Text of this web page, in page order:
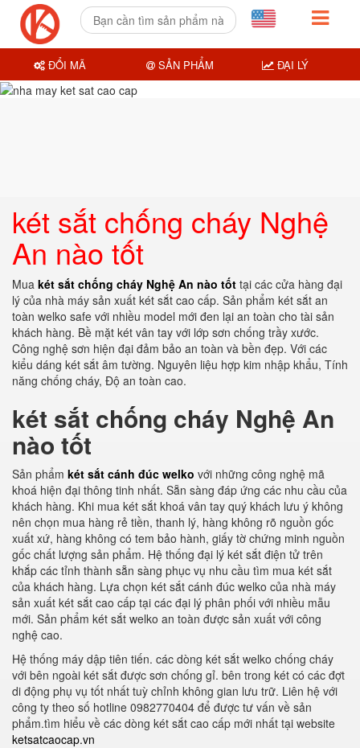
két sắt chống cháy Nghệ
An nào tốt
Mua két sắt chống cháy Nghệ An nào tốt tại các cửa hàng đại
lý của nhà máy sản xuất két sắt cao cấp. Sản phẩm két sắt an
toàn welko safe với nhiều model mới đen lại an toàn cho tài sản
khách hàng. Bề mặt két vân tay với lớp sơn chống trầy xước.
Công nghệ sơn hiện đại đảm bảo an toàn và bền đẹp. Với các
kiểu dáng két sắt âm tường. Nguyên liệu hợp kim nhập khẩu, Tính
năng chống cháy, Độ an toàn cao.
két sắt chống cháy Nghệ An
nào tốt
Sản phẩm két sắt cánh đúc welko với những công nghệ mã
khoá hiện đại thông tinh nhất. Sẵn sàng đáp ứng các nhu cầu của
khách hàng. Khi mua két sắt khoá vân tay quý khách lưu ý không
nên chọn mua hàng rẻ tiền, thanh lý, hàng không rõ nguồn gốc
xuất xứ, hàng không có tem bảo hành, giấy tờ chứng minh nguồn
gốc chất lượng sản phẩm. Hệ thống đại lý két sắt điện tử trên
khắp các tỉnh thành sẵn sàng phục vụ nhu cầu tìm mua két sắt
của khách hàng. Lựa chọn két sắt cánh đúc welko của nhà máy
sản xuất két sắt cao cấp tại các đại lý phân phối với nhiều mẫu
mới. Sản phẩm két sắt welko an toàn được sản xuất với công
nghệ cao.
Hệ thống máy dập tiên tiến. các dòng két sắt welko chống cháy
với bên ngoài két sắt được sơn chống gỉ. bên trong két có các đợt
di động phụ vụ tốt nhất tuỳ chỉnh không gian lưu trữ. Liên hệ với
công ty theo số hotline 0982770404 để được tư vấn về sản
phẩm.tìm hiểu về các dòng két sắt cao cấp mới nhất tại website
ketsatcaocap.vn
ĐỔI MÃ SẢN PHẨM ĐẠI LÝ